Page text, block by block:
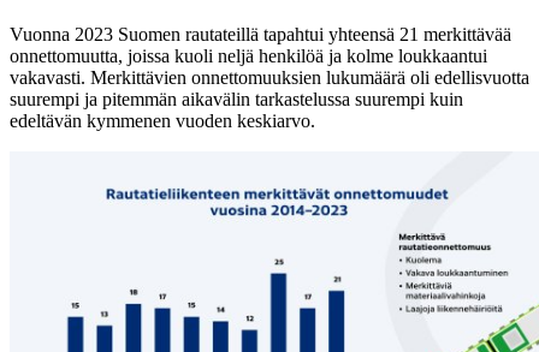
Vuonna 2023 Suomen rautateillä tapahtui yhteensä 21 merkittävää
onnettomuutta, joissa kuoli neljä henkilöä ja kolme loukkaantui
vakavasti. Merkittävien onnettomuuksien lukumäärä oli edellisvuotta
suurempi ja pitemmän aikavälin tarkastelussa suurempi kuin
edeltävän kymmenen vuoden keskiarvo.